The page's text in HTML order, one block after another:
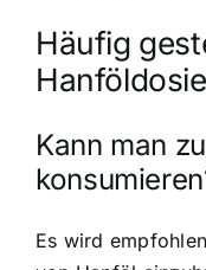
Häufig
Kann man
Es wird